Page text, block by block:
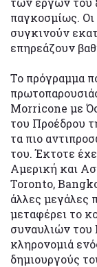
παγκοσμίως.
συγκινούν
επηρεάζουν
Το πρόγραμμα
Morricone με
του Προέδρου
τα πιο
του. Έκτοτε
Αμερική και
Toronto,
άλλες μεγάλες
μεταφέρει το
συναυλιών του
κληρονομιά
δημιουργούς